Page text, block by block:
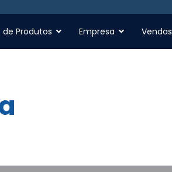
de Produtos Empresa Vendas